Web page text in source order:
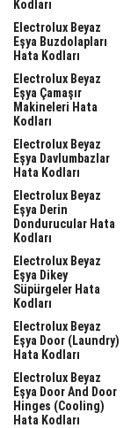
Kodları
Electrolux Beyaz
Eşya Buzdolapları
Hata Kodları
Electrolux Beyaz
Eşya Çamaşır
Makineleri Hata
Kodları
Electrolux Beyaz
Eşya Davlumbazlar
Hata Kodları
Electrolux Beyaz
Eşya Derin
Dondurucular Hata
Kodları
Electrolux Beyaz
Eşya Dikey
Süpürgeler Hata
Kodları
Electrolux Beyaz
Eşya Door (laundry)
Hata Kodları
Electrolux Beyaz
Eşya Door And Door
Hinges (cooling)
Hata Kodları